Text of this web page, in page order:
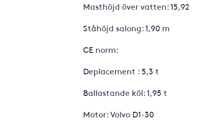
Masthöjd över vatten: 15,92
Ståhöjd salong: 1,90 m
CE norm:
Deplacement : 5,3 t
Ballastande köl: 1,95 t
Motor: Volvo D1-30